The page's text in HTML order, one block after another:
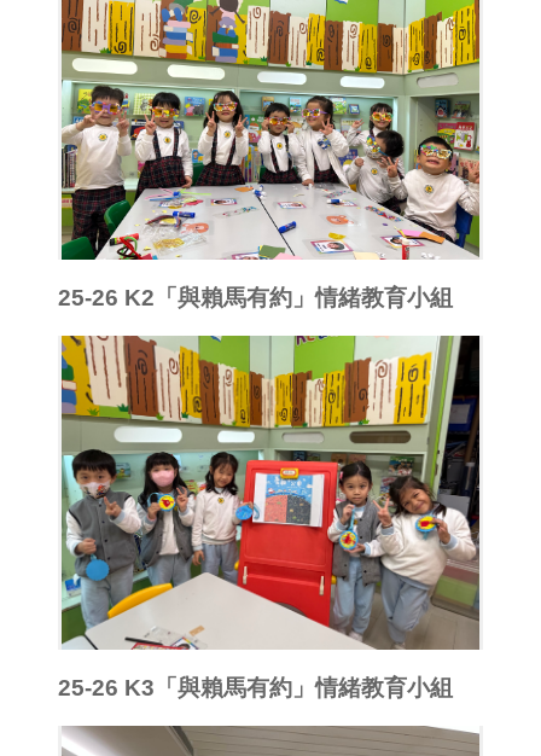
25-26 K2「與賴馬有約」情緒教育小組
25-26 K3「與賴馬有約」情緒教育小組